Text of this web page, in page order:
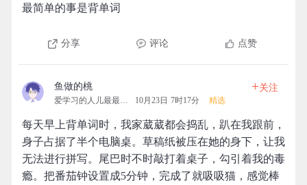
最简单的事是背单词
分享 评论 点赞
鱼做的桃
爱学习的人儿最最最可爱 10月23日 7时17分 精选
+关注
每天早上背单词时，我家葳葳都会捣乱，趴在我跟前，
身子占据了半个电脑桌。草稿纸被压在她的身下，让我
无法进行拼写。尾巴时不时敲打着桌子，勾引着我的毒
瘾。把番茄钟设置成5分钟，完成了就吸吸猫，感觉棒